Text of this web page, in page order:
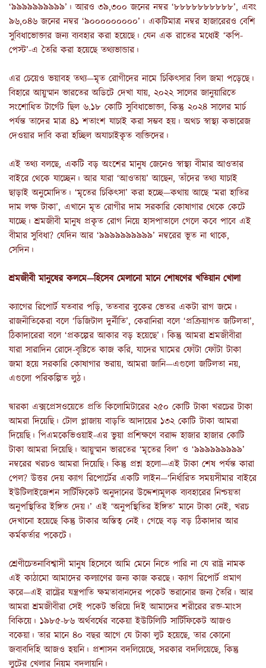
‘৯৯৯৯৯৯৯৯৯৯’। আরও ৩৯,৩০০ জনের নম্বর ‘৮৮৮৮৮৮৮৮৮৮’, এবং
৯৬,০৪৬ জনের নম্বর ‘৯০০০০০০০০০’। একটিমাত্র নম্বর হাজারেরও বেশি
সুবিধাভোক্তার জন্য ব্যবহার করা হয়েছে। যেন এক রাতের মধ্যেই ‘কপি-
পেস্ট’-এ তৈরি করা হয়েছে তথ্যভান্ডার।
এর চেয়েও ভয়াবহ তথ্য—মৃত রোগীদের নামে চিকিৎসার বিল জমা পড়েছে।
বিহারে আয়ুষ্মান ভারতের অডিটে দেখা যায়, ২০২২ সালের জানুয়ারিতে
সংশোধিত টার্গেট ছিল ৬.১৮ কোটি সুবিধাভোক্তা, কিন্তু ২০২৪ সালের মার্চ
পর্যন্ত তাদের মাত্র ৪১ শতাংশ যাচাই করা সম্ভব হয়। অথচ স্বাস্থ্য কভারেজ
দেওয়ার দাবি করা হচ্ছিল অযাচাইকৃত ব্যক্তিদের।
এই তথ্য বলছে, একটি বড় অংশের মানুষ জেনেও স্বাস্থ্য বীমার আওতার
বাইরে থেকে যাচ্ছেন। আর যারা ‘আওতায়’ আছেন, তাঁদের তথ্য যাচাই
ছাড়াই অনুমোদিত। ‘মৃতের চিকিৎসা’ করা হচ্ছে—কথায় আছে ‘মরা হাতির
দাম লক্ষ টাকা’, এখানে মৃত রোগীর দাম সরকারি কোষাগার থেকে কেটে
যাচ্ছে। শ্রমজীবী মানুষ প্রকৃত রোগ নিয়ে হাসপাতালে গেলে কবে পাবে এই
বীমার সুবিধা? যেদিন আর ‘৯৯৯৯৯৯৯৯৯৯’ নম্বরের ভূত না থাকে,
সেদিন।
শ্রমজীবী মানুষের কলমে—হিসেব মেলানো মানে শোষণের খতিয়ান খোলা
ক্যাগের রিপোর্ট যতবার পড়ি, ততবার বুকের ভেতর একটা রাগ জমে।
রাজনীতিকেরা বলে ‘ডিজিটাল দুর্নীতি’, কেরানিরা বলে ‘প্রক্রিয়াগত জটিলতা’,
ঠিকাদারেরা বলে ‘প্রকল্পের আকার বড় হয়েছে’। কিন্তু আমরা শ্রমজীবীরা
যারা সারাদিন রোদে-বৃষ্টিতে কাজ করি, যাদের ঘামের ফোঁটা ফোঁটা টাকা
জমা হয়ে সরকারি কোষাগার ভরায়, আমরা জানি—এগুলো জটিলতা নয়,
এগুলো পরিকল্পিত লুঠ।
দ্বারকা এক্সপ্রেসওয়েতে প্রতি কিলোমিটারের ২৫০ কোটি টাকা খরচের টাকা
আমরা দিয়েছি। টোল প্লাজায় বাড়তি আদায়ের ১৩২ কোটি টাকা আমরা
দিয়েছি। পিএমকেভিওয়াই-এর ভুয়া প্রশিক্ষণে বরাদ্দ হাজার হাজার কোটি
টাকা আমরা দিয়েছি। আয়ুষ্মান ভারতের ‘মৃতের বিল’ ও ‘৯৯৯৯৯৯৯৯৯’
নম্বরের খরচও আমরা দিয়েছি। কিন্তু প্রশ্ন হলো—এই টাকা শেষ পর্যন্ত কারা
পেল? উত্তর দেয় ক্যাগ রিপোর্টের একটি লাইন—‘নির্ধারিত সময়সীমার বাইরে
ইউটিলাইজেশন সার্টিফিকেট অনুদানের উদ্দেশ্যমূলক ব্যবহারের নিশ্চয়তা
অনুপস্থিতির ইঙ্গিত দেয়।’ এই ‘অনুপস্থিতির ইঙ্গিত’ মানে টাকা নেই, খরচ
দেখানো হয়েছে কিন্তু টাকার অস্তিত্ব নেই। গেছে বড় বড় ঠিকাদার আর
কর্মকর্তার পকেটে।
শ্রেণীচেতনাবিশ্বাসী মানুষ হিসেবে আমি মেনে নিতে পারি না যে রাষ্ট্র নামক
এই কাঠামো আমাদের কল্যাণের জন্য কাজ করছে। ক্যাগ রিপোর্ট প্রমাণ
করে—এই রাষ্ট্রের যন্ত্রপাতি ক্ষমতাবানদের পকেট ভরানোর জন্য তৈরি। আর
আমরা শ্রমজীবীরা সেই পকেট ভরিয়ে দিই আমাদের শরীরের রক্ত-মাংস
বিকিয়ে। ১৯৮৫-৮৬ অর্থবর্ষের বকেয়া ইউটিলিটি সার্টিফিকেট আজও
বকেয়া। তার মানে ৪০ বছর আগে যে টাকা লুট হয়েছে, তার কোনো
জবাবদিহি আজও হয়নি। প্রশাসন বদলিয়েছে, সরকার বদলিয়েছে, কিন্তু
লুটের খেলার নিয়ম বদলায়নি।